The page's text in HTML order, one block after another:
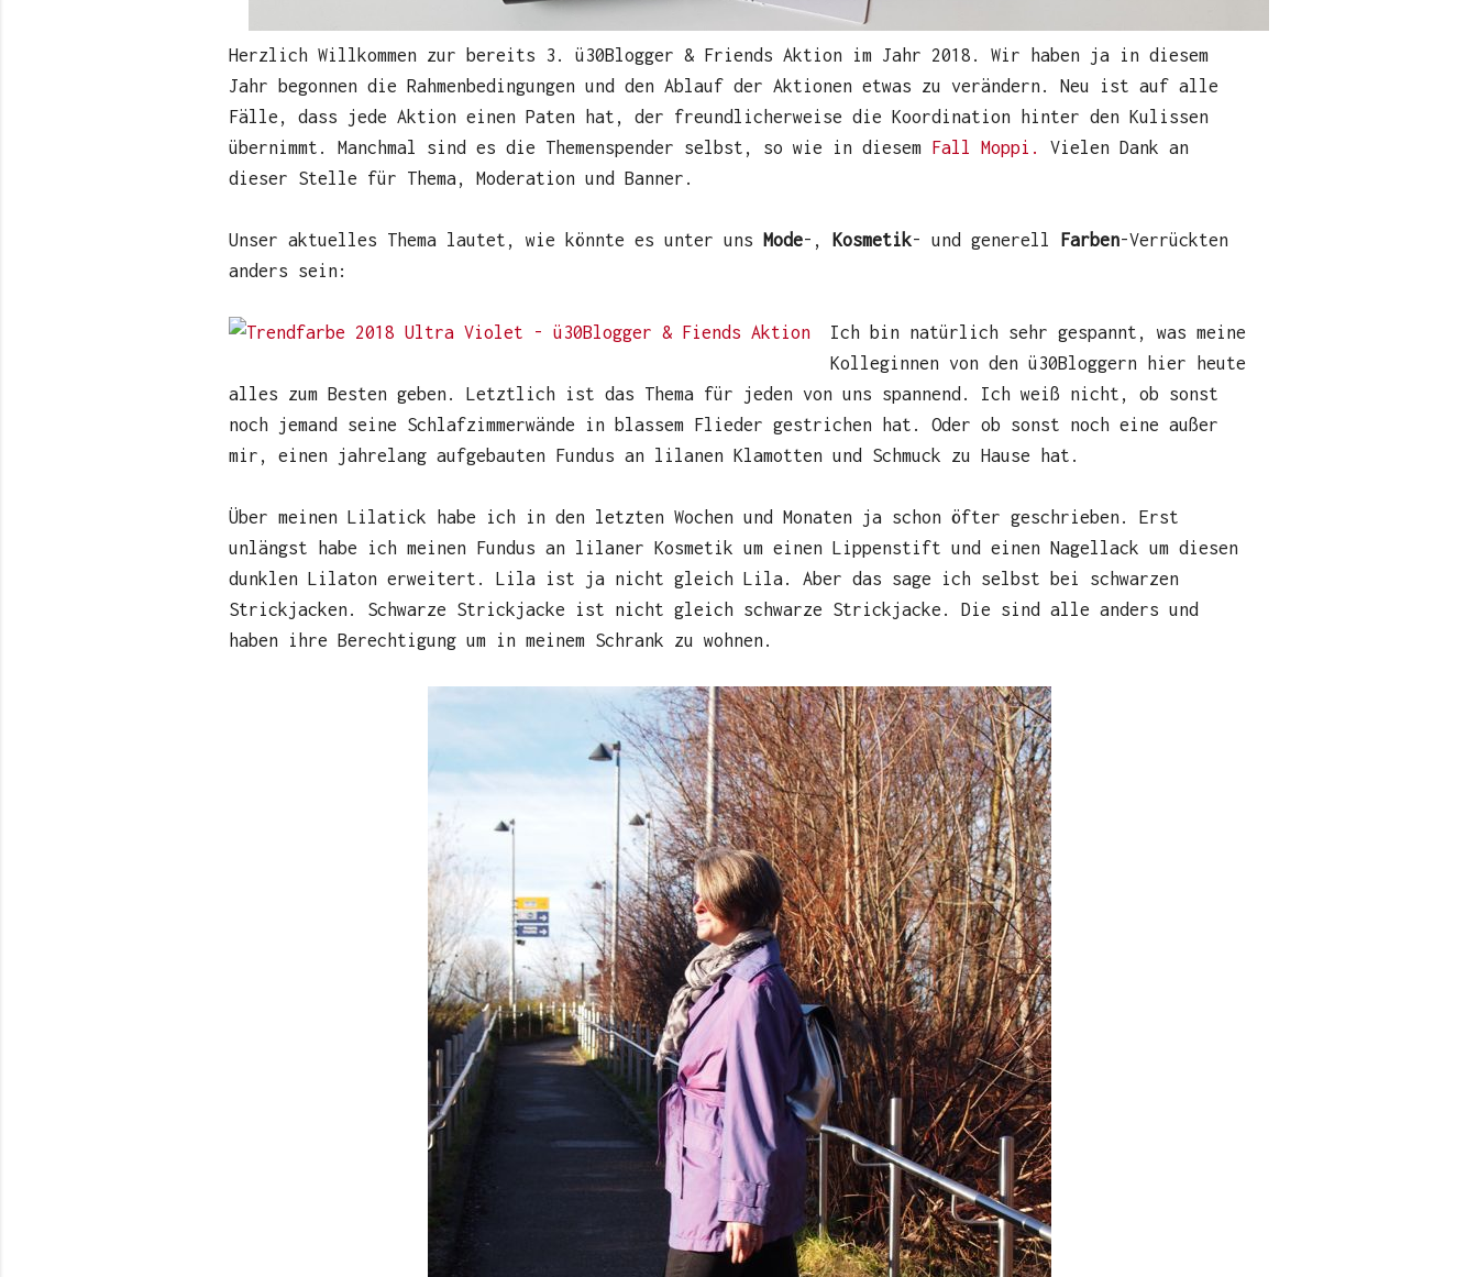
Herzlich Willkommen zur bereits 3. ü30Blogger & Friends Aktion im Jahr 2018. Wir haben ja in diesem
Jahr begonnen die Rahmenbedingungen und den Ablauf der Aktionen etwas zu verändern. Neu ist auf alle
Fälle, dass jede Aktion einen Paten hat, der freundlicherweise die Koordination hinter den Kulissen
übernimmt. Manchmal sind es die Themenspender selbst, so wie in diesem Fall Moppi.
Vielen Dank an
dieser Stelle für Thema, Moderation und Banner.
Unser aktuelles Thema lautet, wie könnte es unter uns Mode-, Kosmetik- und generell Farben-Verrückten
anders sein:
Ich bin natürlich sehr gespannt, was meine
Kolleginnen von den ü30Bloggern hier heute
alles zum Besten geben. Letztlich ist das Thema für jeden von uns spannend. Ich weiß nicht, ob sonst
noch jemand seine Schlafzimmerwände in blassem Flieder gestrichen hat. Oder ob sonst noch eine außer
mir, einen jahrelang aufgebauten Fundus an lilanen Klamotten und Schmuck zu Hause hat.
Über meinen Lilatick habe ich in den letzten Wochen und Monaten ja schon öfter geschrieben. Erst
unlängst habe ich meinen Fundus an lilaner Kosmetik um einen Lippenstift und einen Nagellack um diesen
dunklen Lilaton erweitert. Lila ist ja nicht gleich Lila. Aber das sage ich selbst bei schwarzen
Strickjacken. Schwarze Strickjacke ist nicht gleich schwarze Strickjacke. Die sind alle anders und
haben ihre Berechtigung um in meinem Schrank zu wohnen.